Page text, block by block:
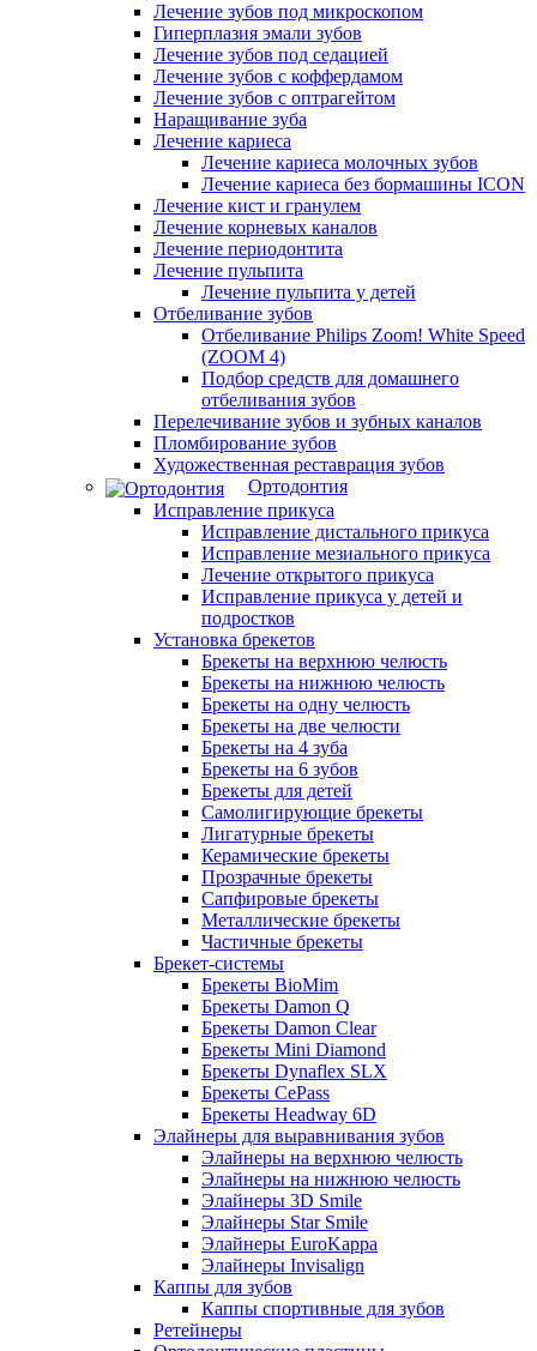
Лечение зубов под микроскопом
Гиперплазия эмали зубов
Лечение зубов под седацией
Лечение зубов с коффердамом
Лечение зубов с оптрагейтом
Наращивание зуба
Лечение кариеса
Лечение кариеса молочных зубов
Лечение кариеса без бормашины ICON
Лечение кист и гранулем
Лечение корневых каналов
Лечение периодонтита
Лечение пульпита
Лечение пульпита у детей
Отбеливание зубов
Отбеливание Philips Zoom! White Speed
(ZOOM 4)
Подбор средств для домашнего
отбеливания зубов
Перелечивание зубов и зубных каналов
Пломбирование зубов
Художественная реставрация зубов
Ортодонтия
Исправление прикуса
Исправление дистального прикуса
Исправление мезиального прикуса
Лечение открытого прикуса
Исправление прикуса у детей и
подростков
Установка брекетов
Брекеты на верхнюю челюсть
Брекеты на нижнюю челюсть
Брекеты на одну челюсть
Брекеты на две челюсти
Брекеты на 4 зуба
Брекеты на 6 зубов
Брекеты для детей
Самолигирующие брекеты
Лигатурные брекеты
Керамические брекеты
Прозрачные брекеты
Сапфировые брекеты
Металлические брекеты
Частичные брекеты
Брекет-системы
Брекеты BioMim
Брекеты Damon Q
Брекеты Damon Clear
Брекеты Mini Diamond
Брекеты Dynaflex SLX
Брекеты CePass
Брекеты Headway 6D
Элайнеры для выравнивания зубов
Элайнеры на верхнюю челюсть
Элайнеры на нижнюю челюсть
Элайнеры 3D Smile
Элайнеры Star Smile
Элайнеры EuroKappa
Элайнеры Invisalign
Каппы для зубов
Каппы спортивные для зубов
Ретейнеры